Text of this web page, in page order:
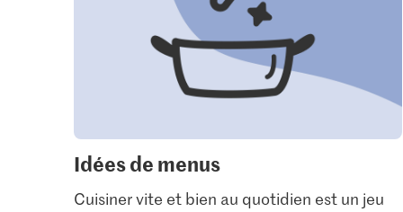
Idées de menus
Cuisiner vite et bien au quotidien est un jeu